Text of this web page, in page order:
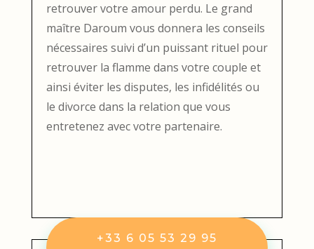
retrouver votre amour perdu. Le grand
maître Daroum vous donnera les conseils
nécessaires suivi d’un puissant rituel pour
retrouver la flamme dans votre couple et
ainsi éviter les disputes, les infidélités ou
le divorce dans la relation que vous
entretenez avec votre partenaire.
+33 6 05 53 29 95